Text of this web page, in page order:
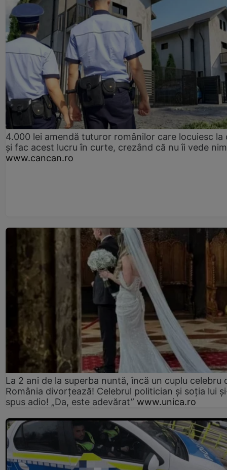
4.000 lei amendă tuturor românilor care locuiesc la
și fac acest lucru în curte, crezând că nu îi vede
www.cancan.ro
La 2 ani de la superba nuntă, încă un cuplu celebru
România divorțează! Celebrul politician și soția lui
spus adio! „Da, este adevărat” www.unica.ro